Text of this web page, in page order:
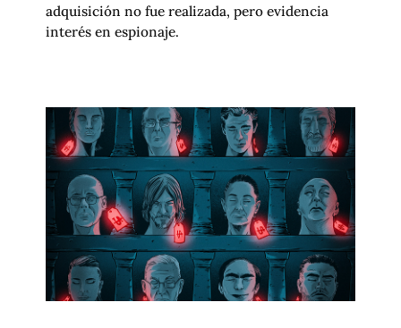
adquisición no fue realizada, pero evidencia
interés en espionaje.